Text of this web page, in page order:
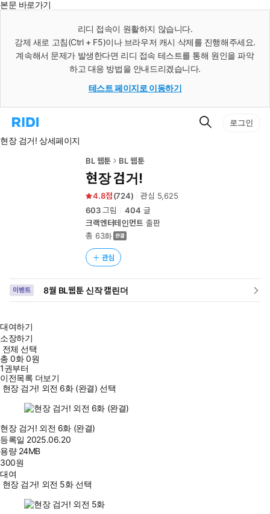
본문 바로가기
리디 접속이 원활하지 않습니다.
강제 새로 고침(Ctrl + F5)이나 브라우저 캐시 삭제를 진행해주세요.
계속해서 문제가 발생한다면 리디 접속 테스트를 통해 원인을 파악
하고 대응 방법을 안내드리겠습니다.
테스트 페이지로 이동하기
리
홈
검
로그인
현장 검거! 상세페이지
BL 웹툰 BL 웹툰
현장 검거!
4.8 (724) 관심 5,625
603그림 404 글
크랙엔터테인먼트 출판
총 63화
관심
이벤트 8월 BL웹툰 신작 캘린더
대여하기
소장하기
전체 선택
총0화0원
1권부터
이전목록 더보기
현장 검거! 외전 6화 (완결) 선택
현장 검거! 외전 6화 (완결)
등록일 2025.06.20
용량 24MB
300원
대여
현장 검거! 외전 5화 선택